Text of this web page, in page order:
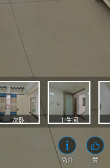
赞
简介
次卧 卫生间